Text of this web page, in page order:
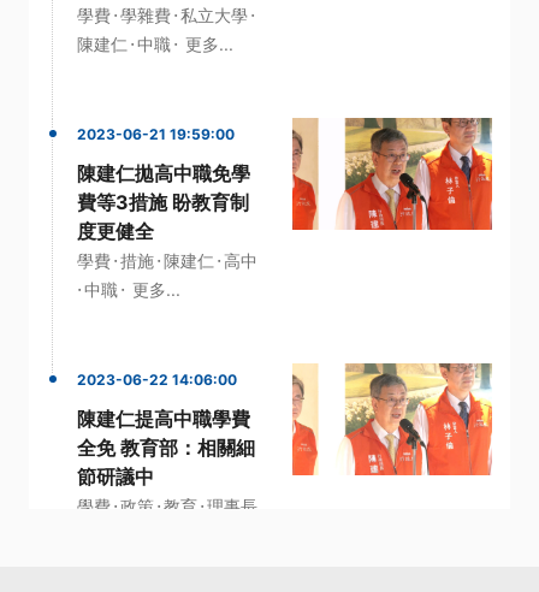
學費·學雜費·私立大學·
陳建仁 ·中職· 更多...
2023-06-21 19:59:00
陳建仁拋高中職免學
費等3措施 盼教育制
度更健全
學費·措施·陳建仁 · 高中
·中職· 更多...
2023-06-22 14:06:00
陳建仁提高中職學費
全免 教育部：相關細
節研議中
學費·政策 ·教育·理事長